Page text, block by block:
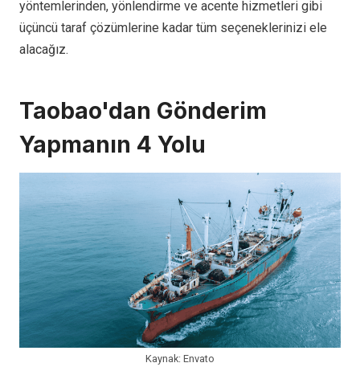
yöntemlerinden, yönlendirme ve acente hizmetleri gibi
üçüncü taraf çözümlerine kadar tüm seçeneklerinizi ele
alacağız.
Taobao'dan Gönderim
Yapmanın 4 Yolu
Kaynak: Envato